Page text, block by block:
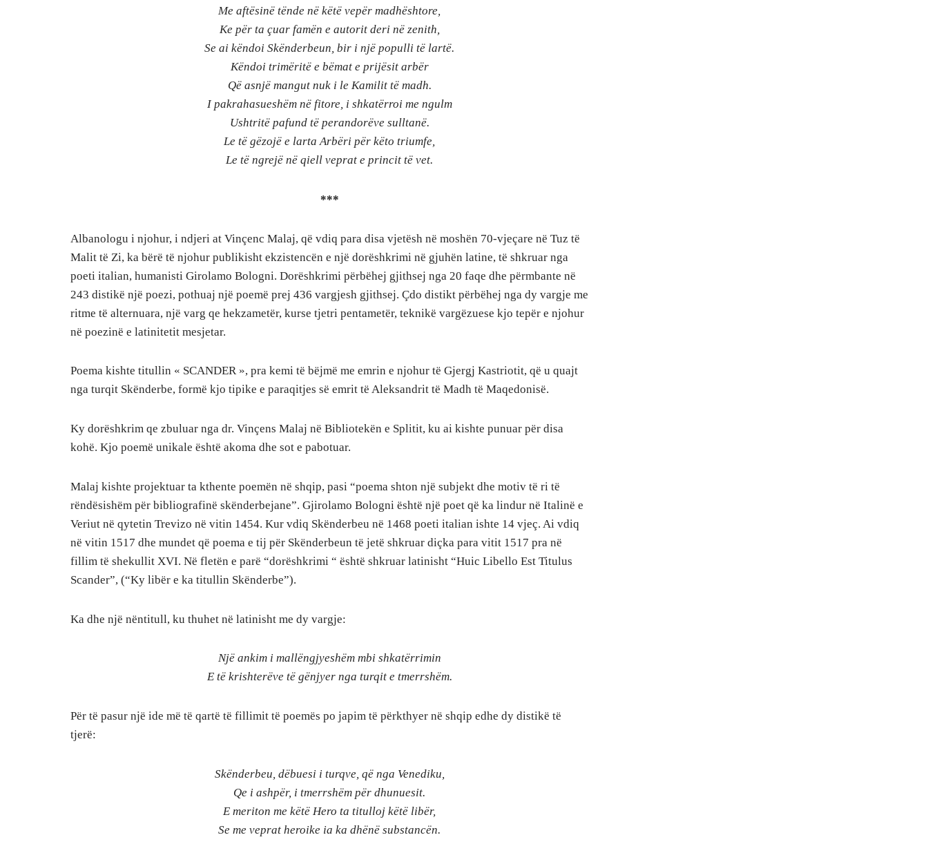
Me aftësinë tënde në këtë vepër madhështore,
Ke për ta çuar famën e autorit deri në zenith,
Se ai këndoi Skënderbeun, bir i një populli të lartë.
Këndoi trimëritë e bëmat e prijësit arbër
Që asnjë mangut nuk i le Kamilit të madh.
I pakrahasueshëm në fitore, i shkatërroi me ngulm
Ushtritë pafund të perandorëve sulltanë.
Le të gëzojë e larta Arbëri për këto triumfe,
Le të ngrejë në qiell veprat e princit të vet.
***
Albanologu i njohur, i ndjeri at Vinçenc Malaj, që vdiq para disa vjetësh në moshën 70-vjeçare në Tuz të
Malit të Zi, ka bërë të njohur publikisht ekzistencën e një dorëshkrimi në gjuhën latine, të shkruar nga
poeti italian, humanisti Girolamo Bologni. Dorëshkrimi përbëhej gjithsej nga 20 faqe dhe përmbante në
243 distikë një poezi, pothuaj një poemë prej 436 vargjesh gjithsej. Çdo distikt përbëhej nga dy vargje me
ritme të alternuara, një varg qe hekzametër, kurse tjetri pentametër, teknikë vargëzuese kjo tepër e njohur
në poezinë e latinitetit mesjetar.
Poema kishte titullin « SCANDER », pra kemi të bëjmë me emrin e njohur të Gjergj Kastriotit, që u quajt
nga turqit Skënderbe, formë kjo tipike e paraqitjes së emrit të Aleksandrit të Madh të Maqedonisë.
Ky dorëshkrim qe zbuluar nga dr. Vinçens Malaj në Bibliotekën e Splitit, ku ai kishte punuar për disa
kohë. Kjo poemë unikale është akoma dhe sot e pabotuar.
Malaj kishte projektuar ta kthente poemën në shqip, pasi “poema shton një subjekt dhe motiv të ri të
rëndësishëm për bibliografinë skënderbejane”. Gjirolamo Bologni është një poet që ka lindur në Italinë e
Veriut në qytetin Trevizo në vitin 1454. Kur vdiq Skënderbeu në 1468 poeti italian ishte 14 vjeç. Ai vdiq
në vitin 1517 dhe mundet që poema e tij për Skënderbeun të jetë shkruar diçka para vitit 1517 pra në
fillim të shekullit XVI. Në fletën e parë “dorëshkrimi “ është shkruar latinisht “Huic Libello Est Titulus
Scander”, (“Ky libër e ka titullin Skënderbe”).
Ka dhe një nëntitull, ku thuhet në latinisht me dy vargje:
Një ankim i mallëngjyeshëm mbi shkatërrimin
E të krishterëve të gënjyer nga turqit e tmerrshëm.
Për të pasur një ide më të qartë të fillimit të poemës po japim të përkthyer në shqip edhe dy distikë të
tjerë:
Skënderbeu, dëbuesi i turqve, që nga Venediku,
Qe i ashpër, i tmerrshëm për dhunuesit.
E meriton me këtë Hero ta titulloj këtë libër,
Se me veprat heroike ia ka dhënë substancën.